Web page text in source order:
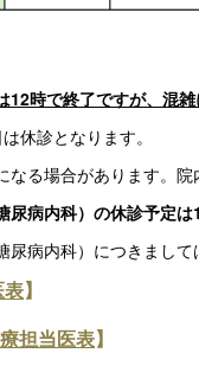
時で終了ですが、 混雑
休診となります。
る場合があります。院
病内科）の休診予定は
病内科）につきまして
】
担当医表】